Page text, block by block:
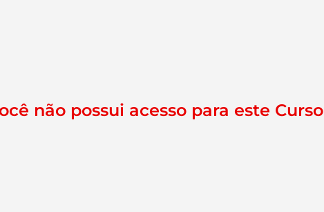
não possui acesso para este Curso